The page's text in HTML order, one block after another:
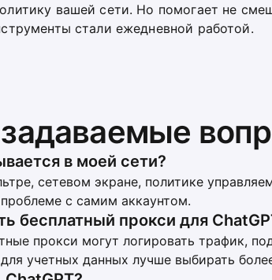
вашей сети. Но помогает не
стали ежедневной работой.
в моей сети?
сетевом экране, политике
с самим аккаунтом.
бесплатный прокси для
прокси могут логировать трафик,
учетных данных лучше выбирать